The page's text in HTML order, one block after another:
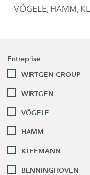
VÖGELE, HAMM,
Entreprise
WIRTGEN GROUP
WIRTGEN
VÖGELE
HAMM
KLEEMANN
BENNINGHOVEN